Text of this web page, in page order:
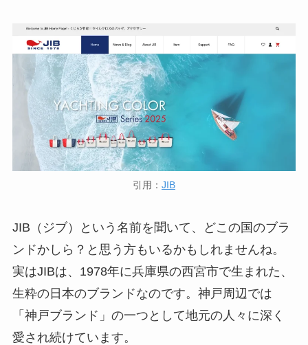
引用： JIB
JIB（ジブ）という名前を聞いて、どこの国のブラ
ンドかしら？と思う方もいるかもしれませんね。
実はJIBは、1978年に兵庫県の西宮市で生まれた、
生粋の日本のブランドなのです。神戸周辺では
「神戸ブランド」の一つとして地元の人々に深く
愛され続けています。